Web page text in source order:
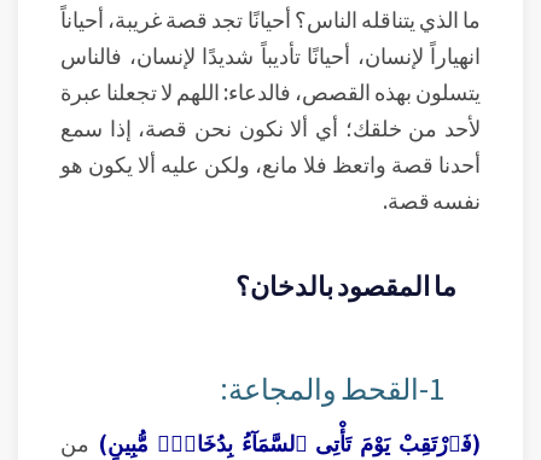
ما الذي يتناقله الناس؟ أحيانًا تجد قصة غريبة، أحياناً
انهياراً لإنسان، أحيانًا تأديباً شديدًا لإنسان، فالناس
يتسلون بهذه القصص، فالدعاء: اللهم لا تجعلنا عبرة
لأحد من خلقك؛ أي ألا نكون نحن قصة، إذا سمع
أحدنا قصة واتعظ فلا مانع، ولكن عليه ألا يكون هو
نفسه قصة.
ما المقصود بالدخان؟
1-القحط والمجاعة:
(فَٱرْتَقِبْ يَوْمَ تَأْتِى ٱلسَّمَآءُ بِدُخَانٍۢ مُّبِينٍ) من